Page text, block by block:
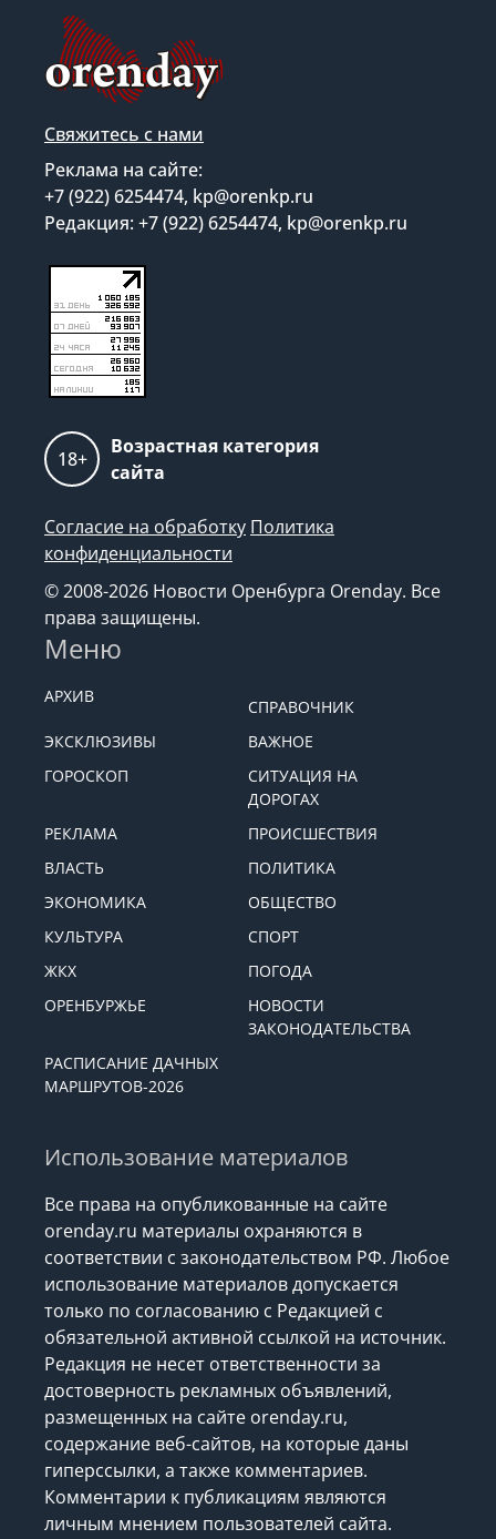
Свяжитесь с нами
Реклама на сайте:
+7 (922) 6254474, kp@orenkp.ru
Редакция: +7 (922) 6254474, kp@orenkp.ru
18+
Возрастная категория
сайта
Согласие на обработку Политика
конфиденциальности
© 2008-2026 Новости Оренбурга Orenday. Все
права защищены.
Меню
АРХИВ
СПРАВОЧНИК
ЭКСКЛЮЗИВЫ
ВАЖНОЕ
ГОРОСКОП
СИТУАЦИЯ НА
ДОРОГАХ
РЕКЛАМА
ПРОИСШЕСТВИЯ
ВЛАСТЬ
ПОЛИТИКА
ЭКОНОМИКА
ОБЩЕСТВО
КУЛЬТУРА
СПОРТ
ЖКХ
ПОГОДА
ОРЕНБУРЖЬЕ
НОВОСТИ
ЗАКОНОДАТЕЛЬСТВА
РАСПИСАНИЕ ДАЧНЫХ
МАРШРУТОВ-2026
Использование материалов
Все права на опубликованные на сайте
orenday.ru материалы охраняются в
соответствии с законодательством РФ. Любое
использование материалов допускается
только по согласованию с Редакцией с
обязательной активной ссылкой на источник.
Редакция не несет ответственности за
достоверность рекламных объявлений,
размещенных на сайте orenday.ru,
содержание веб-сайтов, на которые даны
гиперссылки, а также комментариев.
Комментарии к публикациям являются
личным мнением пользователей сайта.